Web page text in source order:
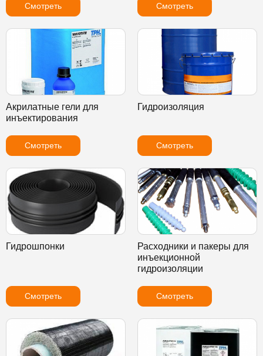
Смотреть Смотреть
Акрилатные гели для
инъектирования
Смотреть
Гидроизоляция
Смотреть
Гидрошпонки
Смотреть
Расходники и пакеры для
инъекционной
гидроизоляции
Смотреть